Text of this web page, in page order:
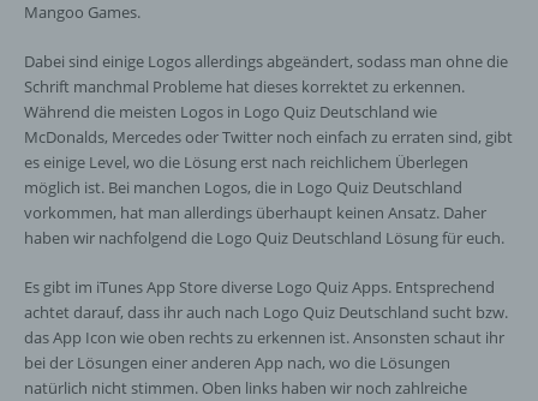
Mangoo Games.
Dabei sind einige Logos allerdings abgeändert, sodass man ohne die
Schrift manchmal Probleme hat dieses korrektet zu erkennen.
Während die meisten Logos in Logo Quiz Deutschland wie
McDonalds, Mercedes oder Twitter noch einfach zu erraten sind, gibt
es einige Level, wo die Lösung erst nach reichlichem Überlegen
möglich ist. Bei manchen Logos, die in Logo Quiz Deutschland
vorkommen, hat man allerdings überhaupt keinen Ansatz. Daher
haben wir nachfolgend die Logo Quiz Deutschland Lösung für euch.
Es gibt im iTunes App Store diverse Logo Quiz Apps. Entsprechend
achtet darauf, dass ihr auch nach Logo Quiz Deutschland sucht bzw.
das App Icon wie oben rechts zu erkennen ist. Ansonsten schaut ihr
bei der Lösungen einer anderen App nach, wo die Lösungen
natürlich nicht stimmen. Oben links haben wir noch zahlreiche